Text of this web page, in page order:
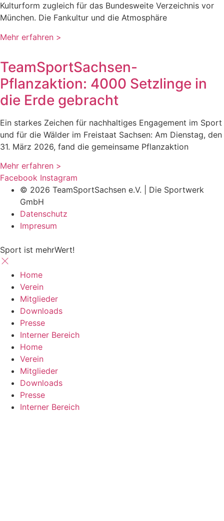
Kulturform zugleich für das Bundesweite Verzeichnis vor
München. Die Fankultur und die Atmosphäre
Mehr erfahren >
TeamSportSachsen-
Pflanzaktion: 4000 Setzlinge in
die Erde gebracht
Ein starkes Zeichen für nachhaltiges Engagement im Sport
und für die Wälder im Freistaat Sachsen: Am Dienstag, den
31. März 2026, fand die gemeinsame Pflanzaktion
Mehr erfahren >
Facebook Instagram
© 2026 TeamSportSachsen e.V. | Die Sportwerk
GmbH
Datenschutz
Impresum
Sport ist mehrWert!
Home
Verein
Mitglieder
Downloads
Presse
Interner Bereich
Home
Verein
Mitglieder
Downloads
Presse
Interner Bereich